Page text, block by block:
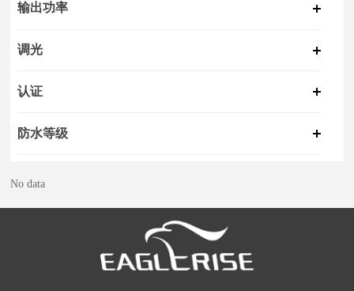
输出功率
调光
认证
防水等级
No data